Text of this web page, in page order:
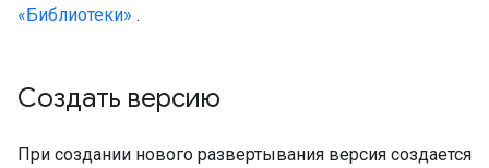
«Библиотеки» .
Создать версию
При создании нового развертывания версия создается